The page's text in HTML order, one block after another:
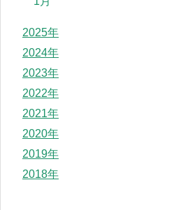
2025年
2024年
2023年
2022年
2021年
2020年
2019年
2018年